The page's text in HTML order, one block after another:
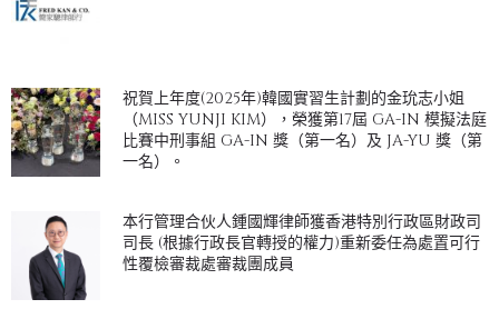
祝賀上年度(2025年)韓國實習生計劃的金玧志小姐
（MISS YUNJI KIM），榮獲第17屆 GA-IN 模擬法庭
比賽中刑事組 GA-IN 獎（第一名）及 JA-YU 獎（第
一名）。
本行管理合伙人鍾國輝律師獲香港特別行政區財政司
司長 (根據行政長官轉授的權力)重新委任為處置可行
性覆檢審裁處審裁團成員